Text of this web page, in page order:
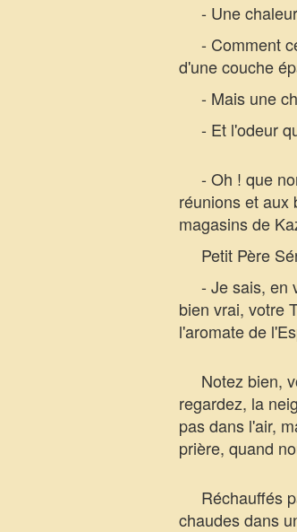
- Une chaleur
- Comment
d'une couche
- Mais une
- Et l'odeur
- Oh ! que
réunions et aux
magasins de
Petit Père
- Je sais, en
bien vrai, votre
l'aromate de
Notez bien,
regardez, la
pas dans l'air,
prière, quand
Réchauffés
chaudes dans